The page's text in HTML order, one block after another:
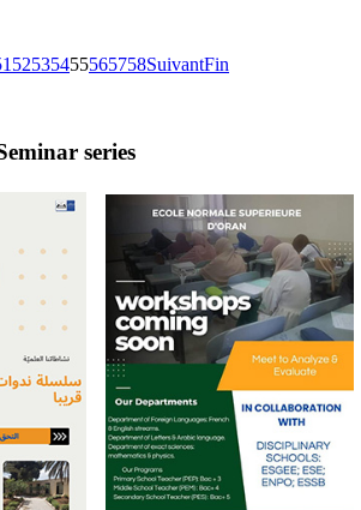
52535455565758SuivantFin
series